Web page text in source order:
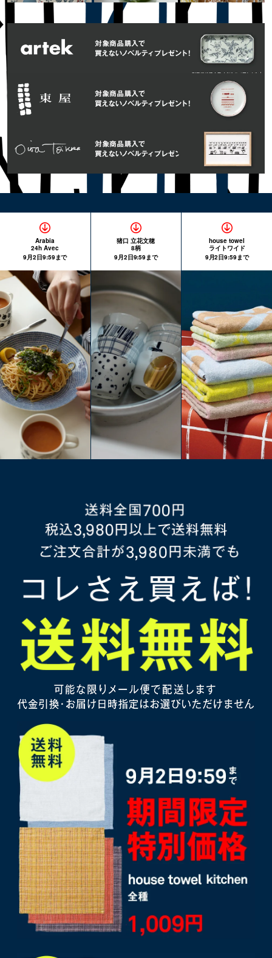
Arabia
24h Avec
9月2日9:59まで
猪口 立花文穂
8柄
9月2日9:59まで
house towel
ライトワイド
9月2日9:59まで